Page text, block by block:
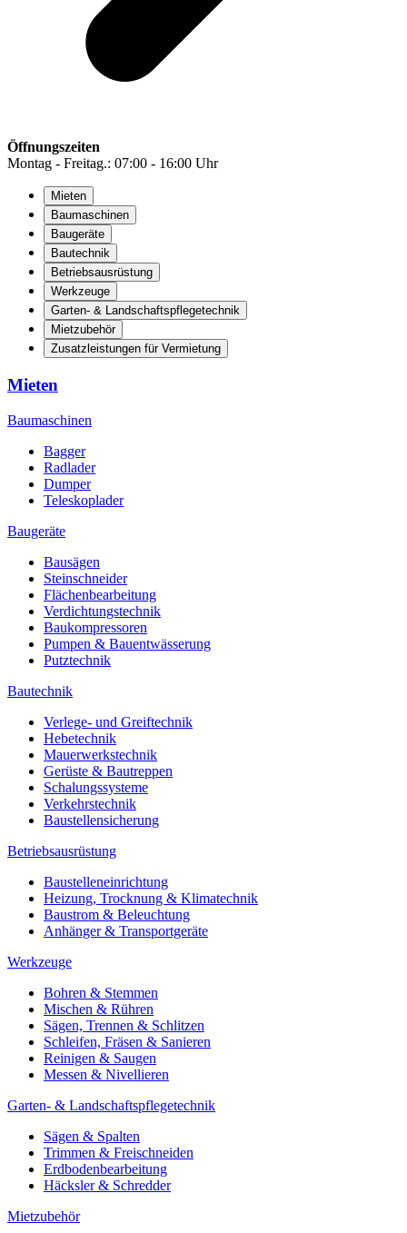
Öffnungszeiten
Montag - Freitag.: 07:00 - 16:00 Uhr
Mieten
Baumaschinen
Baugeräte
Bautechnik
Betriebsausrüstung
Werkzeuge
Garten- & Landschaftspflegetechnik
Mietzubehör
Zusatzleistungen für Vermietung
Mieten
Baumaschinen
Bagger
Radlader
Dumper
Teleskoplader
Baugeräte
Bausägen
Steinschneider
Flächenbearbeitung
Verdichtungstechnik
Baukompressoren
Pumpen & Bauentwässerung
Putztechnik
Bautechnik
Verlege- und Greiftechnik
Hebetechnik
Mauerwerkstechnik
Gerüste & Bautreppen
Schalungssysteme
Verkehrstechnik
Baustellensicherung
Betriebsausrüstung
Baustelleneinrichtung
Heizung, Trocknung & Klimatechnik
Baustrom & Beleuchtung
Anhänger & Transportgeräte
Werkzeuge
Bohren & Stemmen
Mischen & Rühren
Sägen, Trennen & Schlitzen
Schleifen, Fräsen & Sanieren
Reinigen & Saugen
Messen & Nivellieren
Garten- & Landschaftspflegetechnik
Sägen & Spalten
Trimmen & Freischneiden
Erdbodenbearbeitung
Häcksler & Schredder
Mietzubehör